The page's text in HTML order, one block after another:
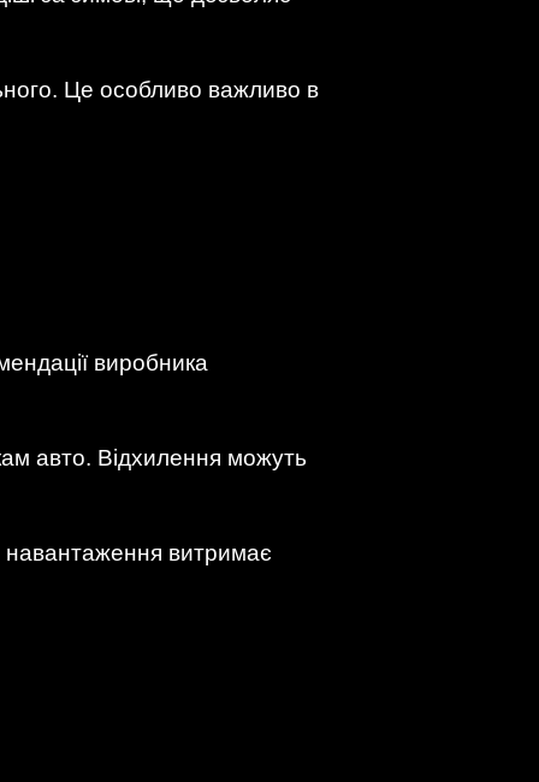
Це особливо важливо в
виробника
авто. Відхилення можуть
навантаження витримає